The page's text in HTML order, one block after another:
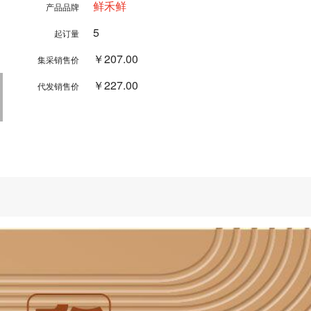
产品品牌 鲜禾鲜
起订量 5
集采销售价 ￥207.00
代发销售价 ￥227.00